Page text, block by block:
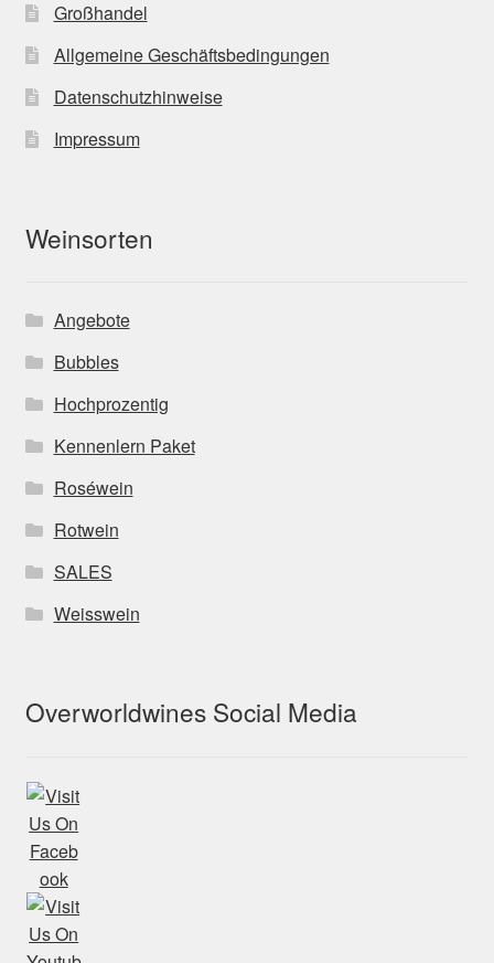
Großhandel
Allgemeine Geschäftsbedingungen
Datenschutzhinweise
Impressum
Weinsorten
Angebote
Bubbles
Hochprozentig
Kennenlern Paket
Roséwein
Rotwein
SALES
Weisswein
Overworldwines Social Media